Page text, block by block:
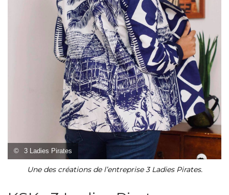
© 3 Ladies Pirates
Une des créations de l’entreprise 3 Ladies Pirates.